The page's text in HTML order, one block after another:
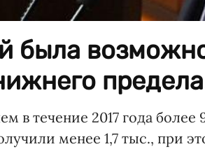
была
в течение 2017 года
менее 1,7 тыс., при